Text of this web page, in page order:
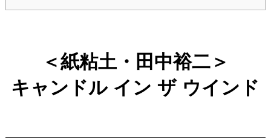
＜紙粘土・田中裕二＞
キャンドル イン ザ ウインド